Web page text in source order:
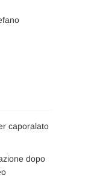
caporalato
dopo